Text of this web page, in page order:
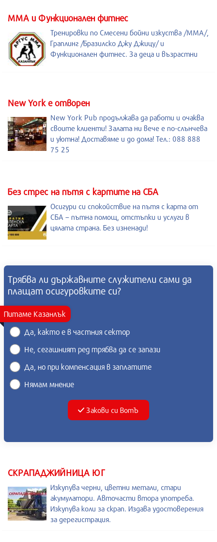
ММА и Функционален фитнес
Тренировки по Смесени бойни изкуства /MMA/,
Граплинг /Бразилско Джу Джицу/ и
Функционален фитнес. За деца и възрастни
New York е отворен
New York Pub продължава да работи и очаква
своите клиенти! Залата ни вече е по-слънчева
и уютна! Доставяме и до дома! Тел.: 088 888
75 25
Без стрес на пътя с картите на СБА
Осигури си спокойствие на пътя с карта от
СБА – пътна помощ, отстъпки и услуги в
цялата страна. Без изненади!
Питаме Казанлък
Трябва ли държавните служители сами да
плащат осигуровките си?
Да, както е в частния сектор
Не, сегашният ред трябва да се запази
Да, но при компенсация в заплатите
Нямам мнение
Закови си ВотЪ
СКРАПАДЖИЙНИЦА ЮГ
Изкупува черни, цветни метали, стари
акумулатори. Авточасти втора употреба.
Изкупува коли за скрап. Издава удостоверения
за дерегистрация.